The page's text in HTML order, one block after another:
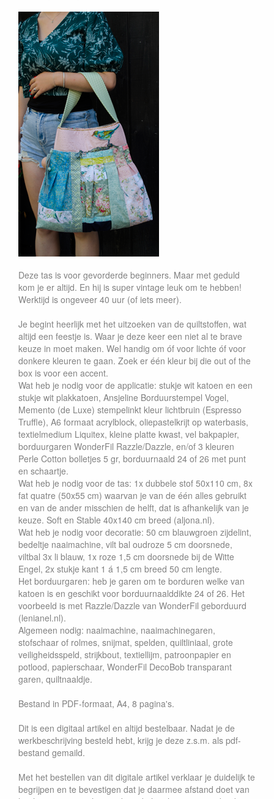
Deze tas is voor gevorderde beginners. Maar met geduld
kom je er altijd. En hij is super vintage leuk om te hebben!
Werktijd is ongeveer 40 uur (of iets meer).
Je begint heerlijk met het uitzoeken van de quiltstoffen, wat
altijd een feestje is. Waar je deze keer een niet al te brave
keuze in moet maken. Wel handig om óf voor lichte óf voor
donkere kleuren te gaan. Zoek er één kleur bij die out of the
box is voor een accent.
Wat heb je nodig voor de applicatie: stukje wit katoen en een
stukje wit plakkatoen, Ansjeline Borduurstempel Vogel,
Memento (de Luxe) stempelinkt kleur lichtbruin (Espresso
Truffle), A6 formaat acrylblock, oliepastelkrijt op waterbasis,
textielmedium Liquitex, kleine platte kwast, vel bakpapier,
borduurgaren WonderFil Razzle/Dazzle, en/of 3 kleuren
Perle Cotton bolletjes 5 gr, borduurnaald 24 of 26 met punt
en schaartje.
Wat heb je nodig voor de tas: 1x dubbele stof 50x110 cm, 8x
fat quatre (50x55 cm) waarvan je van de één alles gebruikt
en van de ander misschien de helft, dat is afhankelijk van je
keuze. Soft en Stable 40x140 cm breed (aljona.nl).
Wat heb je nodig voor decoratie: 50 cm blauwgroen zijdelint,
bedeltje naaimachine, vilt bal oudroze 5 cm doorsnede,
viltbal 3x li blauw, 1x roze 1,5 cm doorsnede bij de Witte
Engel, 2x stukje kant 1 á 1,5 cm breed 50 cm lengte.
Het borduurgaren: heb je garen om te borduren welke van
katoen is en geschikt voor borduurnaalddikte 24 of 26. Het
voorbeeld is met Razzle/Dazzle van WonderFil geborduurd
(lenianel.nl).
Algemeen nodig: naaimachine, naaimachinegaren,
stofschaar of rolmes, snijmat, spelden, quiltliniaal, grote
veiligheidsspeld, strijkbout, textiellijm, patroonpapier en
potlood, papierschaar, WonderFil DecoBob transparant
garen, quiltnaaldje.
Bestand in PDF-formaat, A4, 8 pagina's.
Dit is een digitaal artikel en altijd bestelbaar. Nadat je de
werkbeschrijving besteld hebt, krijg je deze z.s.m. als pdf-
bestand gemaild.
Met het bestellen van dit digitale artikel verklaar je duidelijk te
begrijpen en te bevestigen dat je daarmee afstand doet van